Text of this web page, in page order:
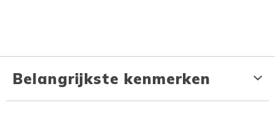
Belangrijkste kenmerken